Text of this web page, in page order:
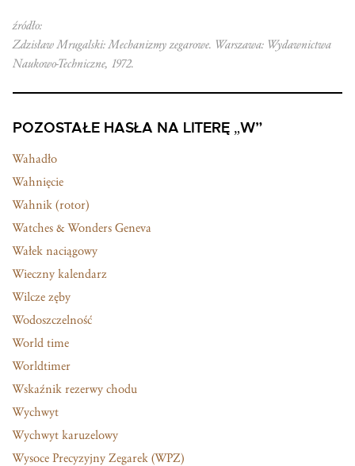
źródło:
Zdzisław Mrugalski: Mechanizmy zegarowe. Warszawa: Wydawnictwa
Naukowo-Techniczne, 1972.
POZOSTAŁE HASŁA NA LITERĘ „W”
Wahadło
Wahnięcie
Wahnik (rotor)
Watches & Wonders Geneva
Wałek naciągowy
Wieczny kalendarz
Wilcze zęby
Wodoszczelność
World time
Worldtimer
Wskaźnik rezerwy chodu
Wychwyt
Wychwyt karuzelowy
Wysoce Precyzyjny Zegarek (WPZ)